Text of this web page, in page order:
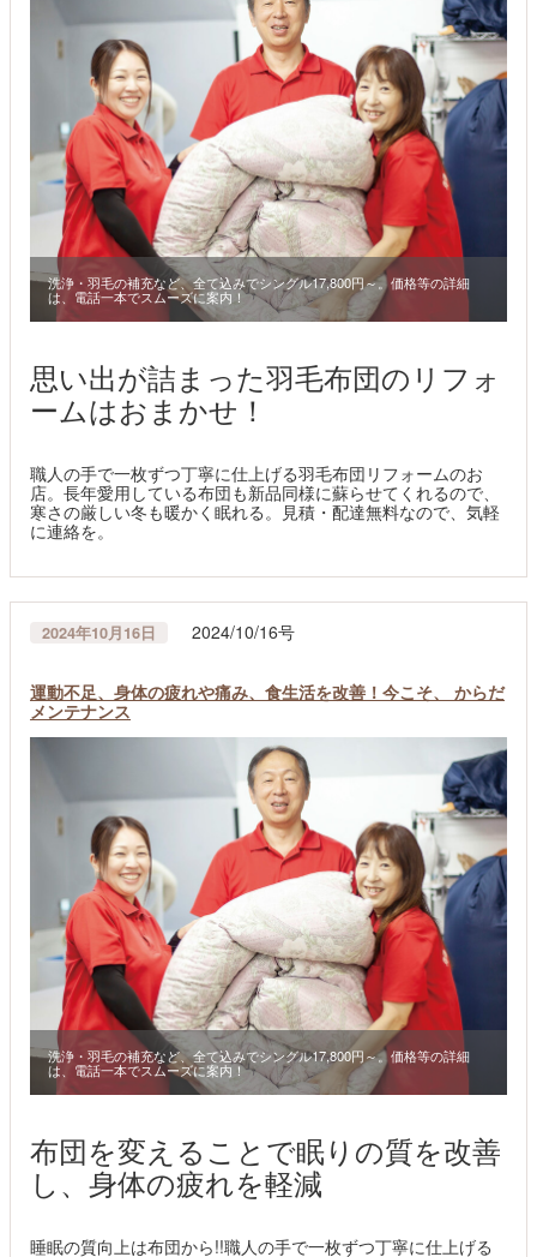
洗浄・羽毛の補充など、全て込みでシングル17,800円～。価格等の詳細
は、電話一本でスムーズに案内！
思い出が詰まった羽毛布団のリフォ
ームはおまかせ！
職人の手で一枚ずつ丁寧に仕上げる羽毛布団リフォームのお
店。長年愛用している布団も新品同様に蘇らせてくれるので、
寒さの厳しい冬も暖かく眠れる。見積・配達無料なので、気軽
に連絡を。
2024年10月16日 2024/10/16号
運動不足、身体の疲れや痛み、食生活を改善！今こそ、 からだ
メンテナンス
洗浄・羽毛の補充など、全て込みでシングル17,800円～。価格等の詳細
は、電話一本でスムーズに案内！
布団を変えることで眠りの質を改善
し、身体の疲れを軽減
睡眠の質向上は布団から!!職人の手で一枚ずつ丁寧に仕上げる